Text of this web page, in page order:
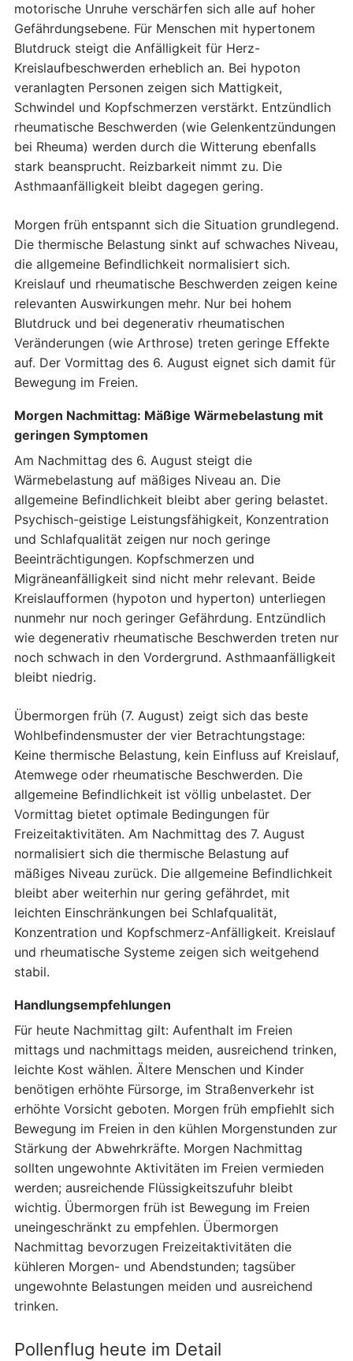
motorische Unruhe verschärfen sich alle auf hoher
Gefährdungsebene. Für Menschen mit hypertonem
Blutdruck steigt die Anfälligkeit für Herz-
Kreislaufbeschwerden erheblich an. Bei hypoton
veranlagten Personen zeigen sich Mattigkeit,
Schwindel und Kopfschmerzen verstärkt. Entzündlich
rheumatische Beschwerden (wie Gelenkentzündungen
bei Rheuma) werden durch die Witterung ebenfalls
stark beansprucht. Reizbarkeit nimmt zu. Die
Asthmaanfälligkeit bleibt dagegen gering.
Morgen früh entspannt sich die Situation grundlegend.
Die thermische Belastung sinkt auf schwaches Niveau,
die allgemeine Befindlichkeit normalisiert sich.
Kreislauf und rheumatische Beschwerden zeigen keine
relevanten Auswirkungen mehr. Nur bei hohem
Blutdruck und bei degenerativ rheumatischen
Veränderungen (wie Arthrose) treten geringe Effekte
auf. Der Vormittag des 6. August eignet sich damit für
Bewegung im Freien.
Morgen Nachmittag: Mäßige Wärmebelastung mit
geringen Symptomen
Am Nachmittag des 6. August steigt die
Wärmebelastung auf mäßiges Niveau an. Die
allgemeine Befindlichkeit bleibt aber gering belastet.
Psychisch-geistige Leistungsfähigkeit, Konzentration
und Schlafqualität zeigen nur noch geringe
Beeinträchtigungen. Kopfschmerzen und
Migräneanfälligkeit sind nicht mehr relevant. Beide
Kreislaufformen (hypoton und hyperton) unterliegen
nunmehr nur noch geringer Gefährdung. Entzündlich
wie degenerativ rheumatische Beschwerden treten nur
noch schwach in den Vordergrund. Asthmaanfälligkeit
bleibt niedrig.
Übermorgen früh (7. August) zeigt sich das beste
Wohlbefindensmuster der vier Betrachtungstage:
Keine thermische Belastung, kein Einfluss auf Kreislauf,
Atemwege oder rheumatische Beschwerden. Die
allgemeine Befindlichkeit ist völlig unbelastet. Der
Vormittag bietet optimale Bedingungen für
Freizeitaktivitäten. Am Nachmittag des 7. August
normalisiert sich die thermische Belastung auf
mäßiges Niveau zurück. Die allgemeine Befindlichkeit
bleibt aber weiterhin nur gering gefährdet, mit
leichten Einschränkungen bei Schlafqualität,
Konzentration und Kopfschmerz-Anfälligkeit. Kreislauf
und rheumatische Systeme zeigen sich weitgehend
stabil.
Handlungsempfehlungen
Für heute Nachmittag gilt: Aufenthalt im Freien
mittags und nachmittags meiden, ausreichend trinken,
leichte Kost wählen. Ältere Menschen und Kinder
benötigen erhöhte Fürsorge, im Straßenverkehr ist
erhöhte Vorsicht geboten. Morgen früh empfiehlt sich
Bewegung im Freien in den kühlen Morgenstunden zur
Stärkung der Abwehrkräfte. Morgen Nachmittag
sollten ungewohnte Aktivitäten im Freien vermieden
werden; ausreichende Flüssigkeitszufuhr bleibt
wichtig. Übermorgen früh ist Bewegung im Freien
uneingeschränkt zu empfehlen. Übermorgen
Nachmittag bevorzugen Freizeitaktivitäten die
kühleren Morgen- und Abendstunden; tagsüber
ungewohnte Belastungen meiden und ausreichend
trinken.
Pollenflug heute im Detail